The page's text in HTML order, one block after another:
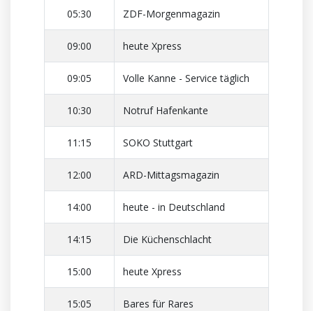
05:30 ZDF-Morgenmagazin
09:00 heute Xpress
09:05 Volle Kanne - Service täglich
10:30 Notruf Hafenkante
11:15 SOKO Stuttgart
12:00 ARD-Mittagsmagazin
14:00 heute - in Deutschland
14:15 Die Küchenschlacht
15:00 heute Xpress
15:05 Bares für Rares